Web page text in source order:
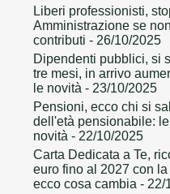
Liberi professionisti,
Amministrazione se
contributi - 26/10/2025
Dipendenti pubblici, si
tre mesi, in arrivo
le novità - 23/10/2025
Pensioni, ecco chi si
dell'età pensionabile:
novità - 22/10/2025
Carta Dedicata a Te,
euro fino al 2027 con
ecco cosa cambia - 22/